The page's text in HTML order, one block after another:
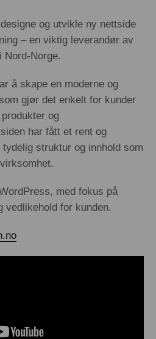
og utvikle ny nettside
– en viktig leverandør av
Norge.
å skape en moderne og
gjør det enkelt for kunder
og
har fått et rent og
struktur og innhold som
med fokus på
vedlikehold for kunden.